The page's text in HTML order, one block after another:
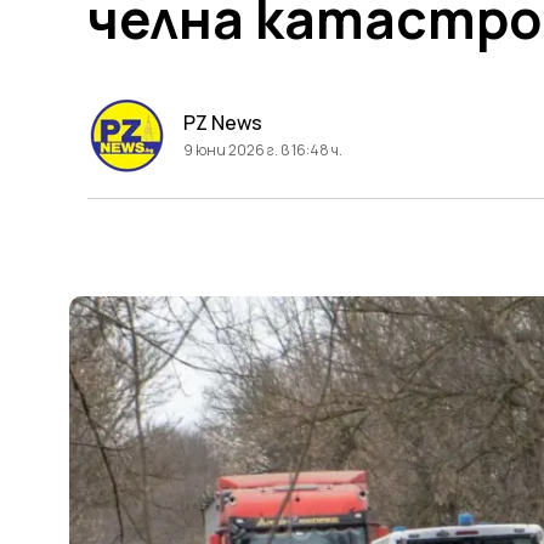
челна
PZ News
9 юни 2026 г. в 16:48 ч.